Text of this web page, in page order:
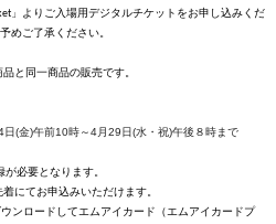
」よりご入場用デジタルチケットをお申し込みくだ
めご了承ください。
と同一商品の販売です。
(金)午前10時～4月29日(水・祝)午後８時まで
が必要となります。
にてお申込みいただけます。
ンロードしてエムアイカード（エムアイカードプ